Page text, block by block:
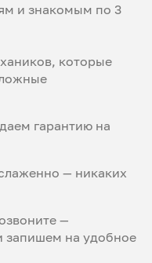
и знакомым по 3
которые
гарантию на
— никаких
—
запишем на удобное